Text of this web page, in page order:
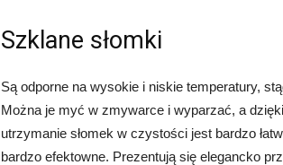
Szklane słomki
Są odporne na wysokie i niskie temperatury,
Można je myć w zmywarce i wyparzać, a
utrzymanie słomek w czystości jest bardzo
bardzo efektowne. Prezentują się elegancko